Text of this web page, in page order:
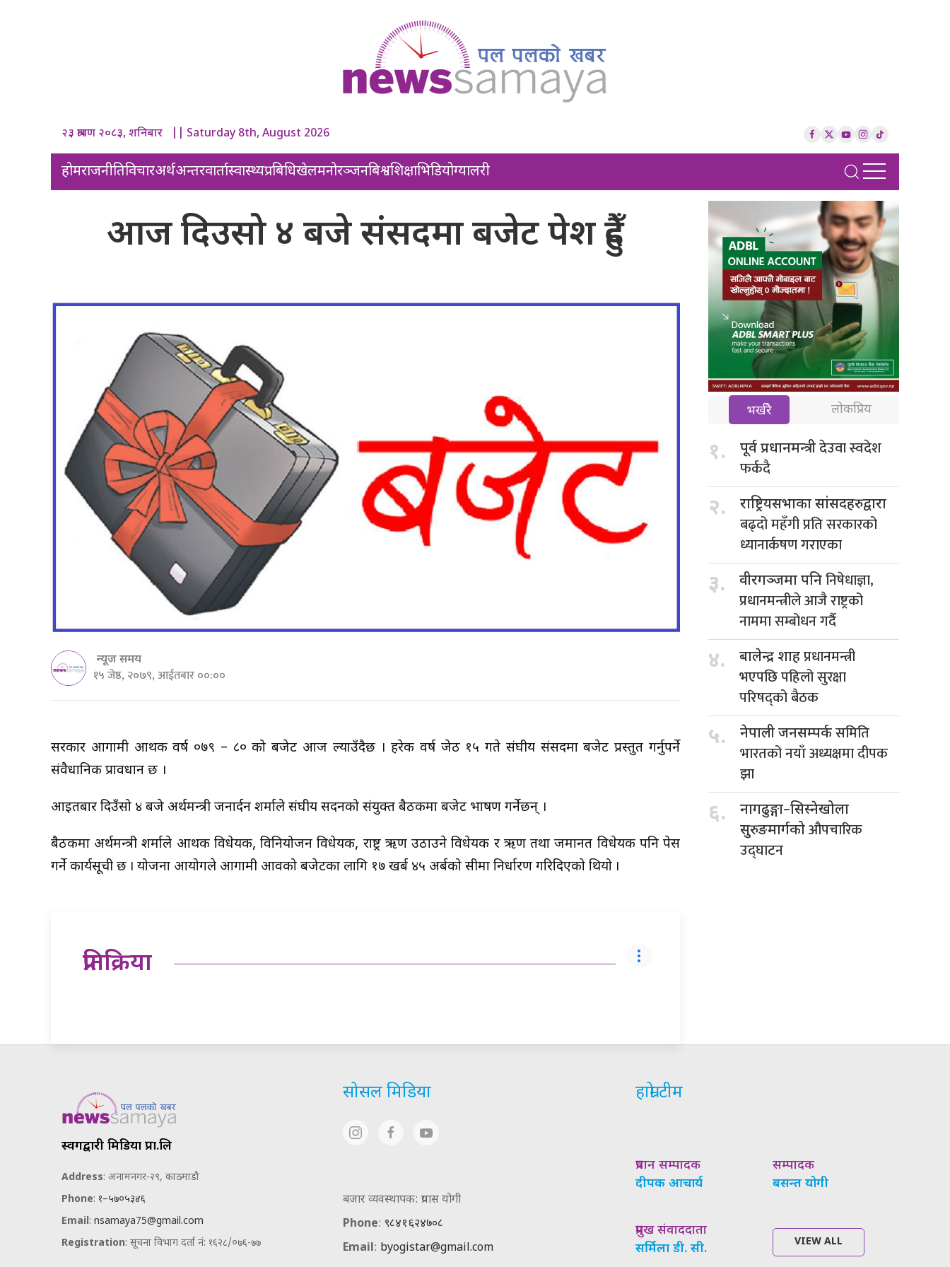
२३ श्रावण २०८३, शनिबार || Saturday 8th, August 2026
होमराजनीतिविचारअर्थअन्तरवार्तास्वास्थ्यप्रबिधिखेलमनोरञ्जनबिश्वशिक्षाभिडियोग्यालरी
आज दिउसो ४ बजे संसदमा बजेट पेश हुँदै
न्यूज समय
१५ जेष्ठ, २०७९, आईतबार ००:००
सरकार आगामी आर्थिक वर्ष ०७९ – ८० को बजेट आज ल्याउँदैछ । हरेक वर्ष जेठ १५ गते संघीय संसदमा बजेट प्रस्तुत गर्नुपर्ने
संवैधानिक प्रावधान छ ।
आइतबार दिउँसो ४ बजे अर्थमन्त्री जनार्दन शर्माले संघीय सदनको संयुक्त बैठकमा बजेट भाषण गर्नेछन् ।
बैठकमा अर्थमन्त्री शर्माले आर्थिक विधेयक, विनियोजन विधेयक, राष्ट्र ऋण उठाउने विधेयक र ऋण तथा जमानत विधेयक पनि पेस
गर्ने कार्यसूची छ । योजना आयोगले आगामी आवको बजेटका लागि १७ खर्ब ४५ अर्बको सीमा निर्धारण गरिदिएको थियो ।
प्रतिक्रिया
भर्खरै लोकप्रिय
१. पूर्व प्रधानमन्त्रीदेउवा स्वदेश
फर्कदै
२. राष्ट्रियसभाका सांसदहरुद्वारा
बढ्दो महँगी प्रति सरकारको
ध्यानार्कषण गराएका
३. वीरगञ्जमा पनिनिषेधाज्ञा,
प्रधानमन्त्रीले आजै राष्ट्रको
नाममा सम्बोधन गर्दै
४. बालेन्द्र शाहप्रधानमन्त्री
भएपछि पहिलो सुरक्षा
परिषद्को बैठक
५. नेपाली जनसम्पर्कसमिति
भारतको नयाँ अध्यक्षमा दीपक
झा
६.
नागढुङ्गा–सिस्नेखोला
सुरुङमार्गकोऔपचारिक
उद्घाटन
स्वर्गद्वारी मिडिया प्रा.लि
Address: अनामनगर-२९, काठमाडौ
Phone: १–५७०५३४६
Email: nsamaya75@gmail.com
Registration: सूचना विभाग दर्ता नं: १६२८/०७६-७७
सोसल मिडिया
बजार व्यवस्थापक: प्रयास योगी
Phone: ९८४१६२४७०८
Email: byogistar@gmail.com
हाम्रो टीम
प्रधान सम्पादक
दीपक आचार्य
सम्पादक
बसन्त योगी
प्रमुख संवाददाता
सर्मिला डी. सी.
VIEW ALL